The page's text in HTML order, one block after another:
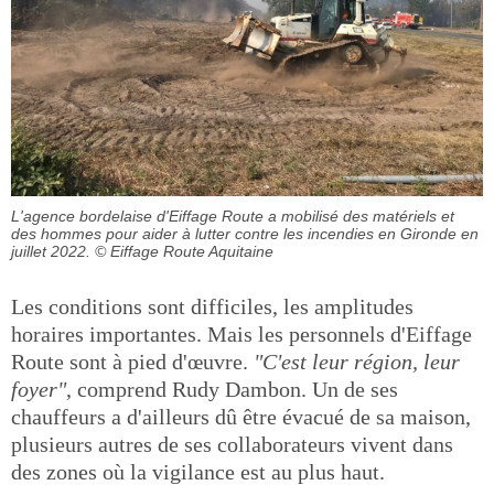
L'agence bordelaise d'Eiffage Route a mobilisé des matériels et
des hommes pour aider à lutter contre les incendies en Gironde en
juillet 2022. © Eiffage Route Aquitaine
Les conditions sont difficiles, les amplitudes
horaires importantes. Mais les personnels d'Eiffage
Route sont à pied d'œuvre. "C'est leur région, leur
foyer", comprend Rudy Dambon. Un de ses
chauffeurs a d'ailleurs dû être évacué de sa maison,
plusieurs autres de ses collaborateurs vivent dans
des zones où la vigilance est au plus haut.